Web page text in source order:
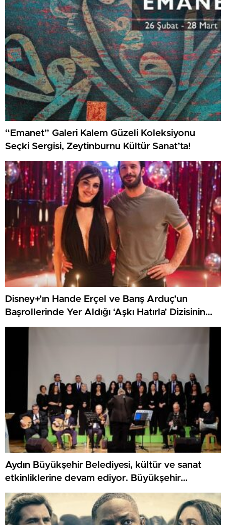
“Emanet” Galeri Kalem Güzeli Koleksiyonu
Seçki Sergisi, Zeytinburnu Kültür Sanat’ta!
Disney+’ın Hande Erçel ve Barış Arduç’un
Başrollerinde Yer Aldığı ‘Aşkı Hatırla’ Dizisinin
Çekimleri Tamamlandı!
Aydın Büyükşehir Belediyesi, kültür ve sanat
etkinliklerine devam ediyor. Büyükşehir
Belediyesi Türk Sanat Müziği Korosu, Kuyucak’ta
konser düzenledi